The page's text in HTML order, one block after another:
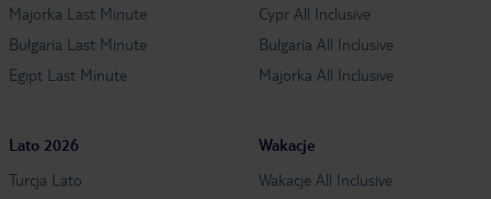
Majorka Last Minute
Bułgaria Last Minute
Egipt Last Minute
Cypr All Inclusive
Bułgaria All Inclusive
Majorka All Inclusive
Lato 2026
Turcja Lato
Wakacje
Wakacje All Inclusive